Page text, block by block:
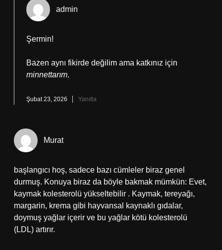
admin
Şermin!
Bazen aynı fikirde değilim ama katkınız için
minnettarım.
Şubat 23, 2026 Yanıtla
Murat
başlangıcı hoş, sadece bazı cümleler biraz genel
durmuş. Konuya biraz da böyle bakmak mümkün: Evet,
kaymak kolesterolü yükseltebilir . Kaymak, tereyağı,
margarin, krema gibi hayvansal kaynaklı gıdalar,
doymuş yağlar içerir ve bu yağlar kötü kolesterolü
(LDL) artırır.